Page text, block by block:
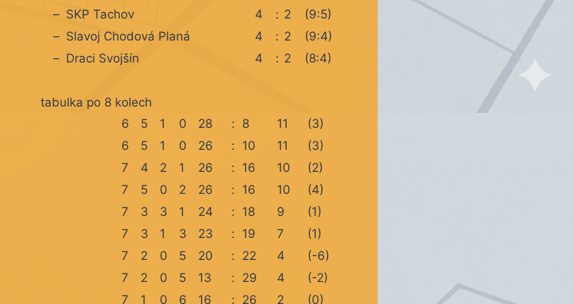
– SKP Tachov 4 : 2
(9:5)
– Slavoj Chodová Planá 4 : 2
(9:4)
– Draci Svojšín 4 : 2 (8:4)
tabulka po 8 kolech
6 5 1 0 28 : 8 11
(3)
6 5 1 0 26 : 10 11
(3)
7 4 2 1 26 : 16 10
(2)
7 5 0 2 26 : 16 10
(4)
7 3 3 1 24 : 18 9
(1)
7 3 1 3 23 : 19 7
(1)
7 2 0 5 20 : 22 4
(-6)
7 2 0 5 13 : 29 4
(-2)
7 1 0 6 16 : 26 2
(0)